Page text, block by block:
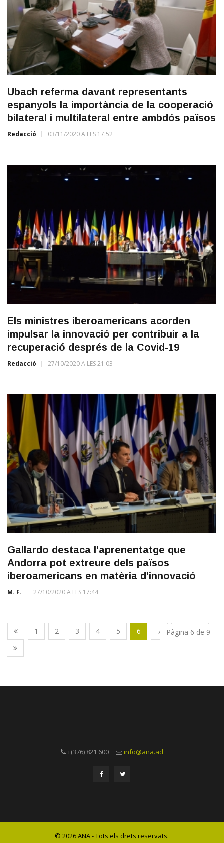
Ubach referma davant representants
espanyols la importància de la cooperació
bilateral i multilateral entre ambdós països
Redacció 03/11/2020 A LES 17:52
Els ministres iberoamericans acorden
impulsar la innovació per contribuir a la
recuperació després de la Covid-19
Redacció 27/10/2020 A LES 21:03
Gallardo destaca l'aprenentatge que
Andorra pot extreure dels països
iberoamericans en matèria d'innovació
M. F. 27/10/2020 A LES 17:44
1 2 3 4 5 6 7 8 9
Pàgina 6 de 9
+(376) 821 600 info@ana.ad
© 2026 ANA - Tots els drets reservats.